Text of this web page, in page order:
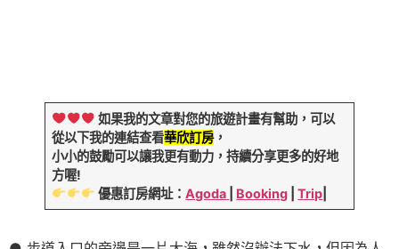
如果我的文章對您的旅遊計畫有幫助，可以
從以下我的連結查看華欣訂房，
小小的鼓勵可以讓我更有動力，持續分享更多的好地
方喔!
優惠訂房網址：Agoda Booking |Trip